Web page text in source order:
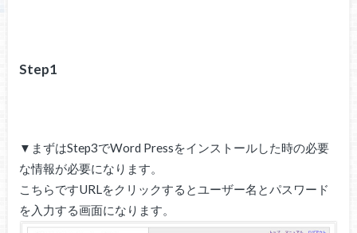
Step1
▼まずはStep3でWord Pressをインストールした時の必要
な情報が必要になります。
こちらですURLをクリックするとユーザー名とパスワード
を入力する画面になります。